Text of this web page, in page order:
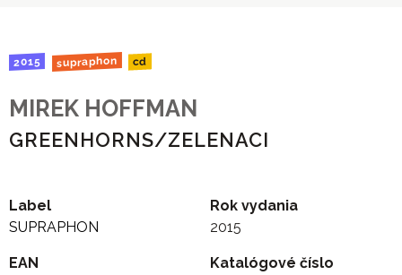
2015 supraphon cd
MIREK HOFFMAN
GREENHORNS/ZELENACI
Label
SUPRAPHON
Rok vydania
2015
EAN
Katalógové číslo